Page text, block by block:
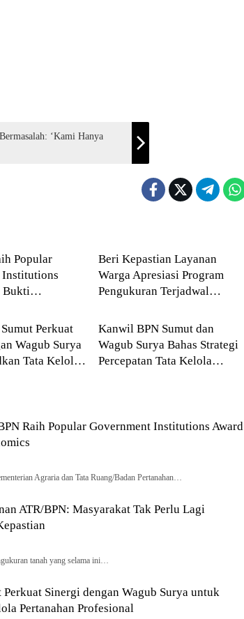
‘Kami Hanya
Popular
Institutions
Bukti
Beri Kepastian Layanan
Warga Apresiasi Program
Pengukuran Terjadwal
Perkuat
Wagub Surya
Tata Kelola
Agraria
Kanwil BPN Sumut dan
Wagub Surya Bahas Strategi
Percepatan Tata Kelola
Raih Popular Government Institutions Award
Agraria dan Tata Ruang/Badan Pertanahan…
ATR/BPN: Masyarakat Tak Perlu Lagi
tanah yang selama ini…
Sinergi dengan Wagub Surya untuk
Pertanahan Profesional